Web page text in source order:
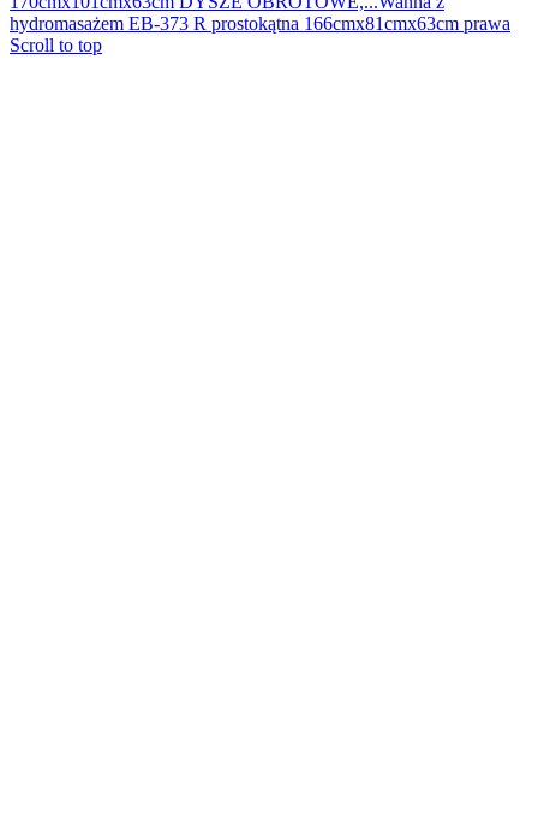
hydromasażem EB-373 R prostokątna 166cmx81cmx63cm prawa
Scroll to top